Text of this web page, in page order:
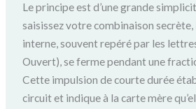
Le principe est d’une grande
saisissez votre combinaison secrète,
interne, souvent repéré par les
Ouvert), se ferme pendant une
Cette impulsion de courte durée
circuit et indique à la carte mère